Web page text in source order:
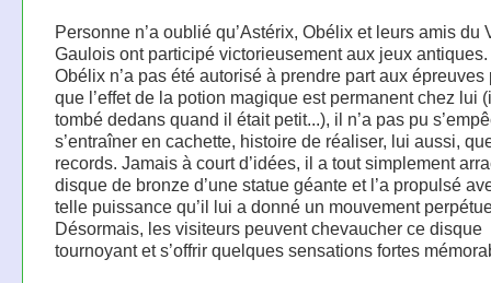
Personne n’a oublié qu’Astérix, Obélix et leurs amis du
Gaulois ont participé victorieusement aux jeux antiques.
Obélix n’a pas été autorisé à prendre part aux épreuves
que l’effet de la potion magique est permanent chez lui
tombé dedans quand il était petit...), il n’a pas pu
s’entraîner en cachette, histoire de réaliser, lui aussi,
records. Jamais à court d’idées, il a tout simplement
disque de bronze d’une statue géante et l’a propulsé
telle puissance qu’il lui a donné un mouvement
Désormais, les visiteurs peuvent chevaucher ce disque
tournoyant et s’offrir quelques sensations fortes